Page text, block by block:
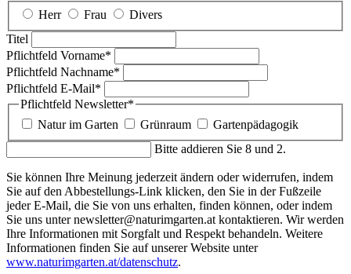
Herr Frau
Divers
Titel
Pflichtfeld Vorname*
Pflichtfeld Nachname*
Pflichtfeld E-Mail*
Pflichtfeld Newsletter*
Natur im Garten
Grünraum
Gartenpädagogik
Bitte addieren Sie 8 und 2.
Sie können Ihre Meinung jederzeit ändern oder widerrufen, indem
Sie auf den Abbestellungs-Link klicken, den Sie in der Fußzeile
jeder E-Mail, die Sie von uns erhalten, finden können, oder indem
Sie uns unter newsletter@naturimgarten.at kontaktieren. Wir werden
Ihre Informationen mit Sorgfalt und Respekt behandeln. Weitere
Informationen finden Sie auf unserer Website unter
www.naturimgarten.at/datenschutz.